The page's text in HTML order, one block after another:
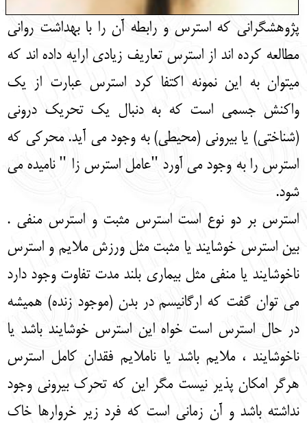
پژوهشگرانی که استرس و رابطه آن را با بهداشت روانی
مطالعه کرده اند از استرس تعاریف زیادی ارایه داده اند که
میتوان به این نمونه اکتفا کرد استرس عبارت از یک
واکنش جسمی است که به دنبال یک تحریک درونی
(شناختی) یا بیرونی (محیطی) به وجود می آید. محرکی که
استرس را به وجود می آورد "عامل استرس زا " نامیده می
شود.
استرس بر دو نوع است استرس مثبت و استرس منفی .
بین استرس خوشایند یا مثبت مثل ورزش ملایم و استرس
ناخوشایند یا منفی مثل بیماری بلند مدت تفاوت وجود دارد
می توان گفت که ارگانیسم در بدن (موجود زنده) همیشه
در حال استرس است خواه این استرس خوشایند باشد یا
ناخوشایند ، ملایم باشد یا ناملایم فقدان کامل استرس
هرگر امکان پذیر نیست مگر این که تحرک بیرونی وجود
نداشته باشد و آن زمانی است که فرد زیر خروارها خاک